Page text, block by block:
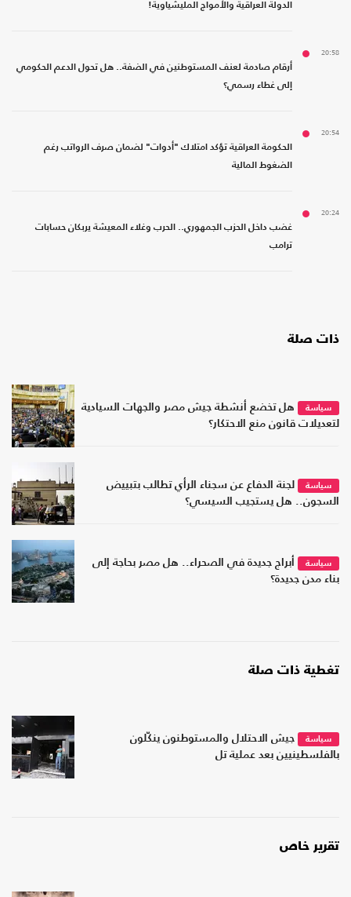
الدولة العراقية والأمواج المليشياوية!
20:58
أرقام صادمة لعنف المستوطنين في الضفة.. هل تحول الدعم الحكومي
إلى غطاء رسمي؟
20:54
الحكومة العراقية تؤكد امتلاك "أدوات" لضمان صرف الرواتب رغم
الضغوط المالية
20:24
غضب داخل الحزب الجمهوري.. الحرب وغلاء المعيشة يربكان حسابات
ترامب
ذات صلة
سياسة
هل تخضع أنشطة جيش مصر والجهات السيادية
لتعديلات قانون منع الاحتكار؟
سياسة
لجنة الدفاع عن سجناء الرأي تطالب بتبييض
السجون.. هل يستجيب السيسي؟
سياسة
أبراج جديدة في الصحراء.. هل مصر بحاجة إلى
بناء مدن جديدة؟
تغطية ذات صلة
سياسة
جيش الاحتلال والمستوطنون ينكّلون
بالفلسطينيين بعد عملية تل
تقرير خاص